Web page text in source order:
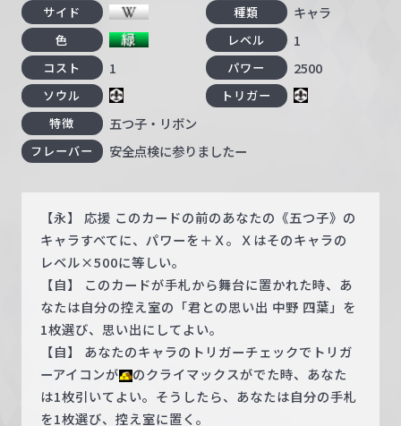
サイド 種類 キャラ
色 レベル 1
コスト 1 パワー 2500
ソウル
トリガー
特徴
五つ子・リボン
フレーバー 安全点検に参りましたー
【永】 応援 このカードの前のあなたの《五つ子》の
キャラすべてに、パワーを＋Ｘ。Ｘはそのキャラの
レベル×500に等しい。
【自】 このカードが手札から舞台に置かれた時、あ
なたは自分の控え室の「君との思い出 中野 四葉」を
1枚選び、思い出にしてよい。
【自】 あなたのキャラのトリガーチェックでトリガ
ーアイコンが
のクライマックスがでた時、あなた
は1枚引いてよい。そうしたら、あなたは自分の手札
を1枚選び、控え室に置く。